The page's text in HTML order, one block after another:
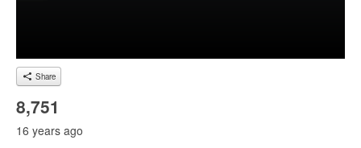
Share
8,751
16 years ago